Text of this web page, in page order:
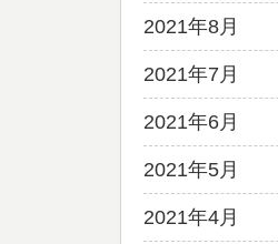
2021年8月
2021年7月
2021年6月
2021年5月
2021年4月